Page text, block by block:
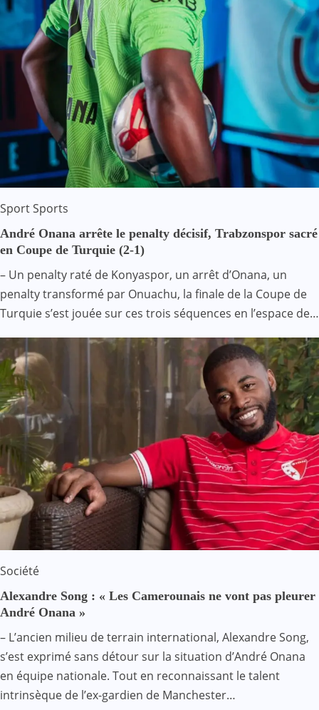
SportSports
André Onana arrête le penalty décisif, Trabzonspor sacré
en Coupe de Turquie (2-1)
– Un penalty raté de Konyaspor, un arrêt d’Onana, un
penalty transformé par Onuachu, la finale de la Coupe de
Turquie s’est jouée sur ces trois séquences en l’espace de…
Société
Alexandre Song : « Les Camerounais ne vont pas pleurer
André Onana »
– L’ancien milieu de terrain international, Alexandre Song,
s’est exprimé sans détour sur la situation d’André Onana
en équipe nationale. Tout en reconnaissant le talent
intrinsèque de l’ex-gardien de Manchester…